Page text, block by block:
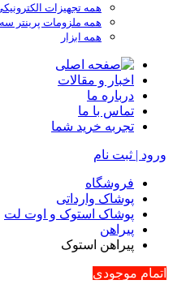
همه تجهیزات
همه ملزومات پرینتر
همه ابزار
اخبار و مقالات
درباره ما
تماس با ما
تجربه خرید شما
ورود | ثبت نام
فروشگاه
پوشاک وارداتی
پوشاک استوک و اوت لت
پیراهن
پیراهن استوک
اتمام موجودی